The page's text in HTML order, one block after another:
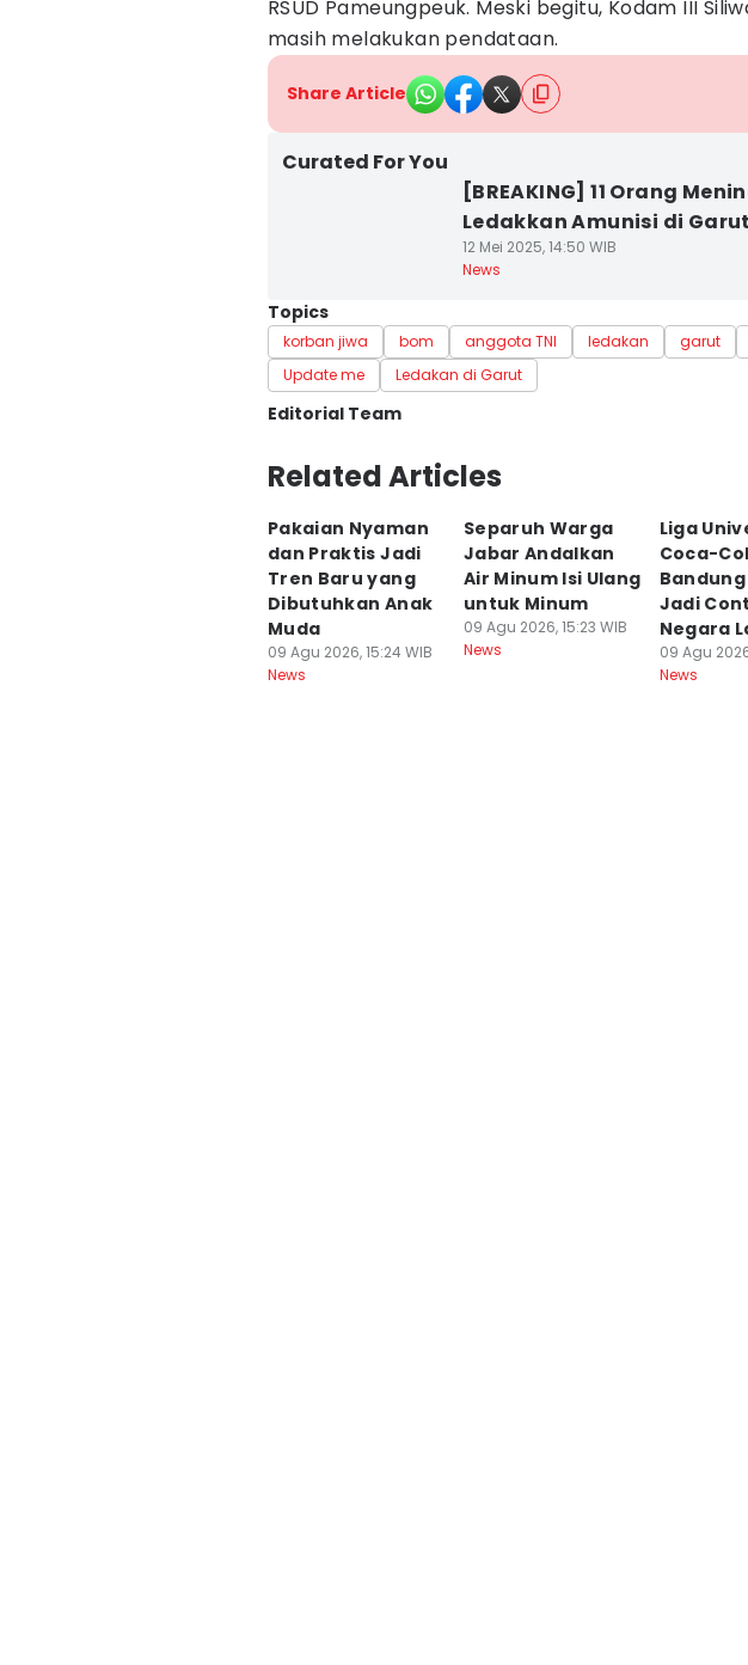
RSUD Pameungpeuk. Meski begitu, Kodam III
masih melakukan pendataan.
Share Article
Curated For You
[BREAKING] 11 Orang
Ledakkan Amunisi di Garut
12 Mei 2025, 14:50 WIB
News
Topics
korban jiwa bom anggota TNI ledakan garut
Update me
Ledakan di Garut
Editorial Team
Editor
Aria Hamzah
Editor
Paulus Risang
Related Articles
Pakaian Nyaman
dan Praktis Jadi
Tren Baru yang
Dibutuhkan Anak
Muda
09 Agu 2026, 15:24 WIB
News
Separuh Warga
Jabar Andalkan
Air Minum Isi Ulang
untuk Minum
09 Agu 2026, 15:23 WIB
News
Liga
Coca-
Jadi
Negara
09 Agu
News